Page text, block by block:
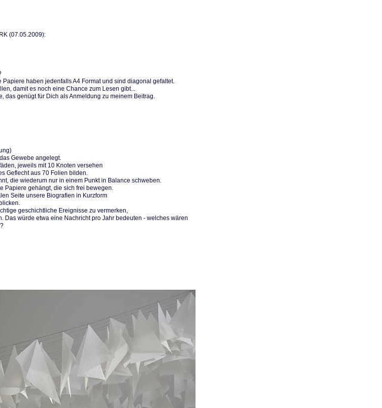
(07.05.2009):
Papiere haben jedenfalls A4 Format und sind diagonal gefaltet.
damit es noch eine Chance zum Lesen gibt...
das genügt für Dich als Anmeldung zu meinem Beitrag.
Gewebe angelegt.
jeweils mit 10 Knoten versehen
Geflecht aus 70 Folien bilden.
die wiederum nur in einem Punkt in Balance schweben.
Papiere gehängt, die sich frei bewegen.
Seite unsere Biografien in Kurzform
geschichtliche Ereignisse zu vermerken,
Das würde etwa eine Nachricht pro Jahr bedeuten - welches wären